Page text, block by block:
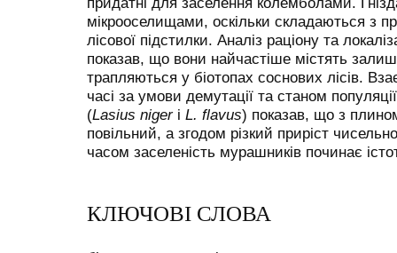
мікрооселищами, оскільки складаються з
лісової підстилки. Аналіз раціону та
показав, що вони найчастіше містять
трапляються у біотопах соснових лісів.
часі за умови демутації та станом
(Lasius nigerі L. flavus) показав, що з
повільний, а згодом різкий приріст
часом заселеність мурашників починає
КЛЮЧОВІ СЛОВА